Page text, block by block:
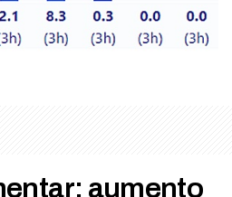
aumento